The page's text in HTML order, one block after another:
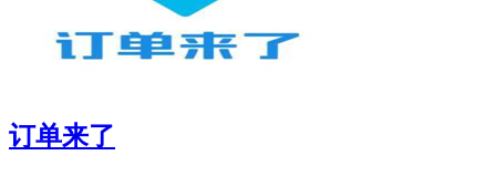
订单来了